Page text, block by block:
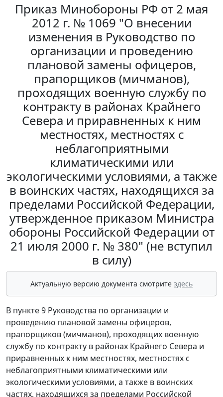
Приказ Минобороны РФ от 2 мая
2012 г. № 1069 "О внесении
изменения в Руководство по
организации и проведению
плановой замены офицеров,
прапорщиков (мичманов),
проходящих военную службу по
контракту в районах Крайнего
Севера и приравненных к ним
местностях, местностях с
неблагоприятными
климатическими или
экологическими условиями, а также
в воинских частях, находящихся за
пределами Российской Федерации,
утвержденное приказом Министра
обороны Российской Федерации от
21 июля 2000 г. № 380" (не вступил
в силу)
Актуальную версию документа смотрите здесь
В пункте 9 Руководства по организации и
проведению плановой замены офицеров,
прапорщиков (мичманов), проходящих военную
службу по контракту в районах Крайнего Севера и
приравненных к ним местностях, местностях с
неблагоприятными климатическими или
экологическими условиями, а также в воинских
частях, находящихся за пределами Российской